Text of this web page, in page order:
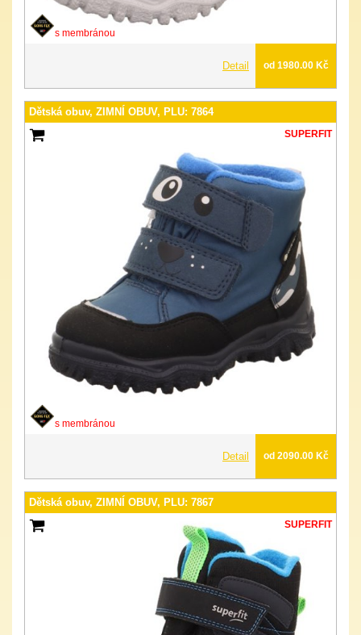
s membránou
Detail od 1980.00 Kč
Dětská obuv, ZIMNÍ OBUV, PLU: 7864
SUPERFIT
s membránou
Detail od 2090.00 Kč
Dětská obuv, ZIMNÍ OBUV, PLU: 7867
SUPERFIT